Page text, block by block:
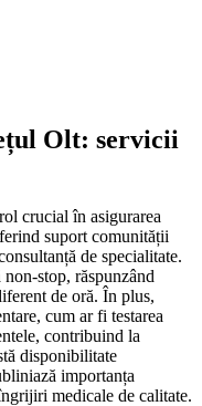
Olt: servicii
crucial în asigurarea
suport comunității
de specialitate.
stop, răspunzând
de oră. În plus,
cum ar fi testarea
contribuind la
disponibilitate
importanța
medicale de calitate.